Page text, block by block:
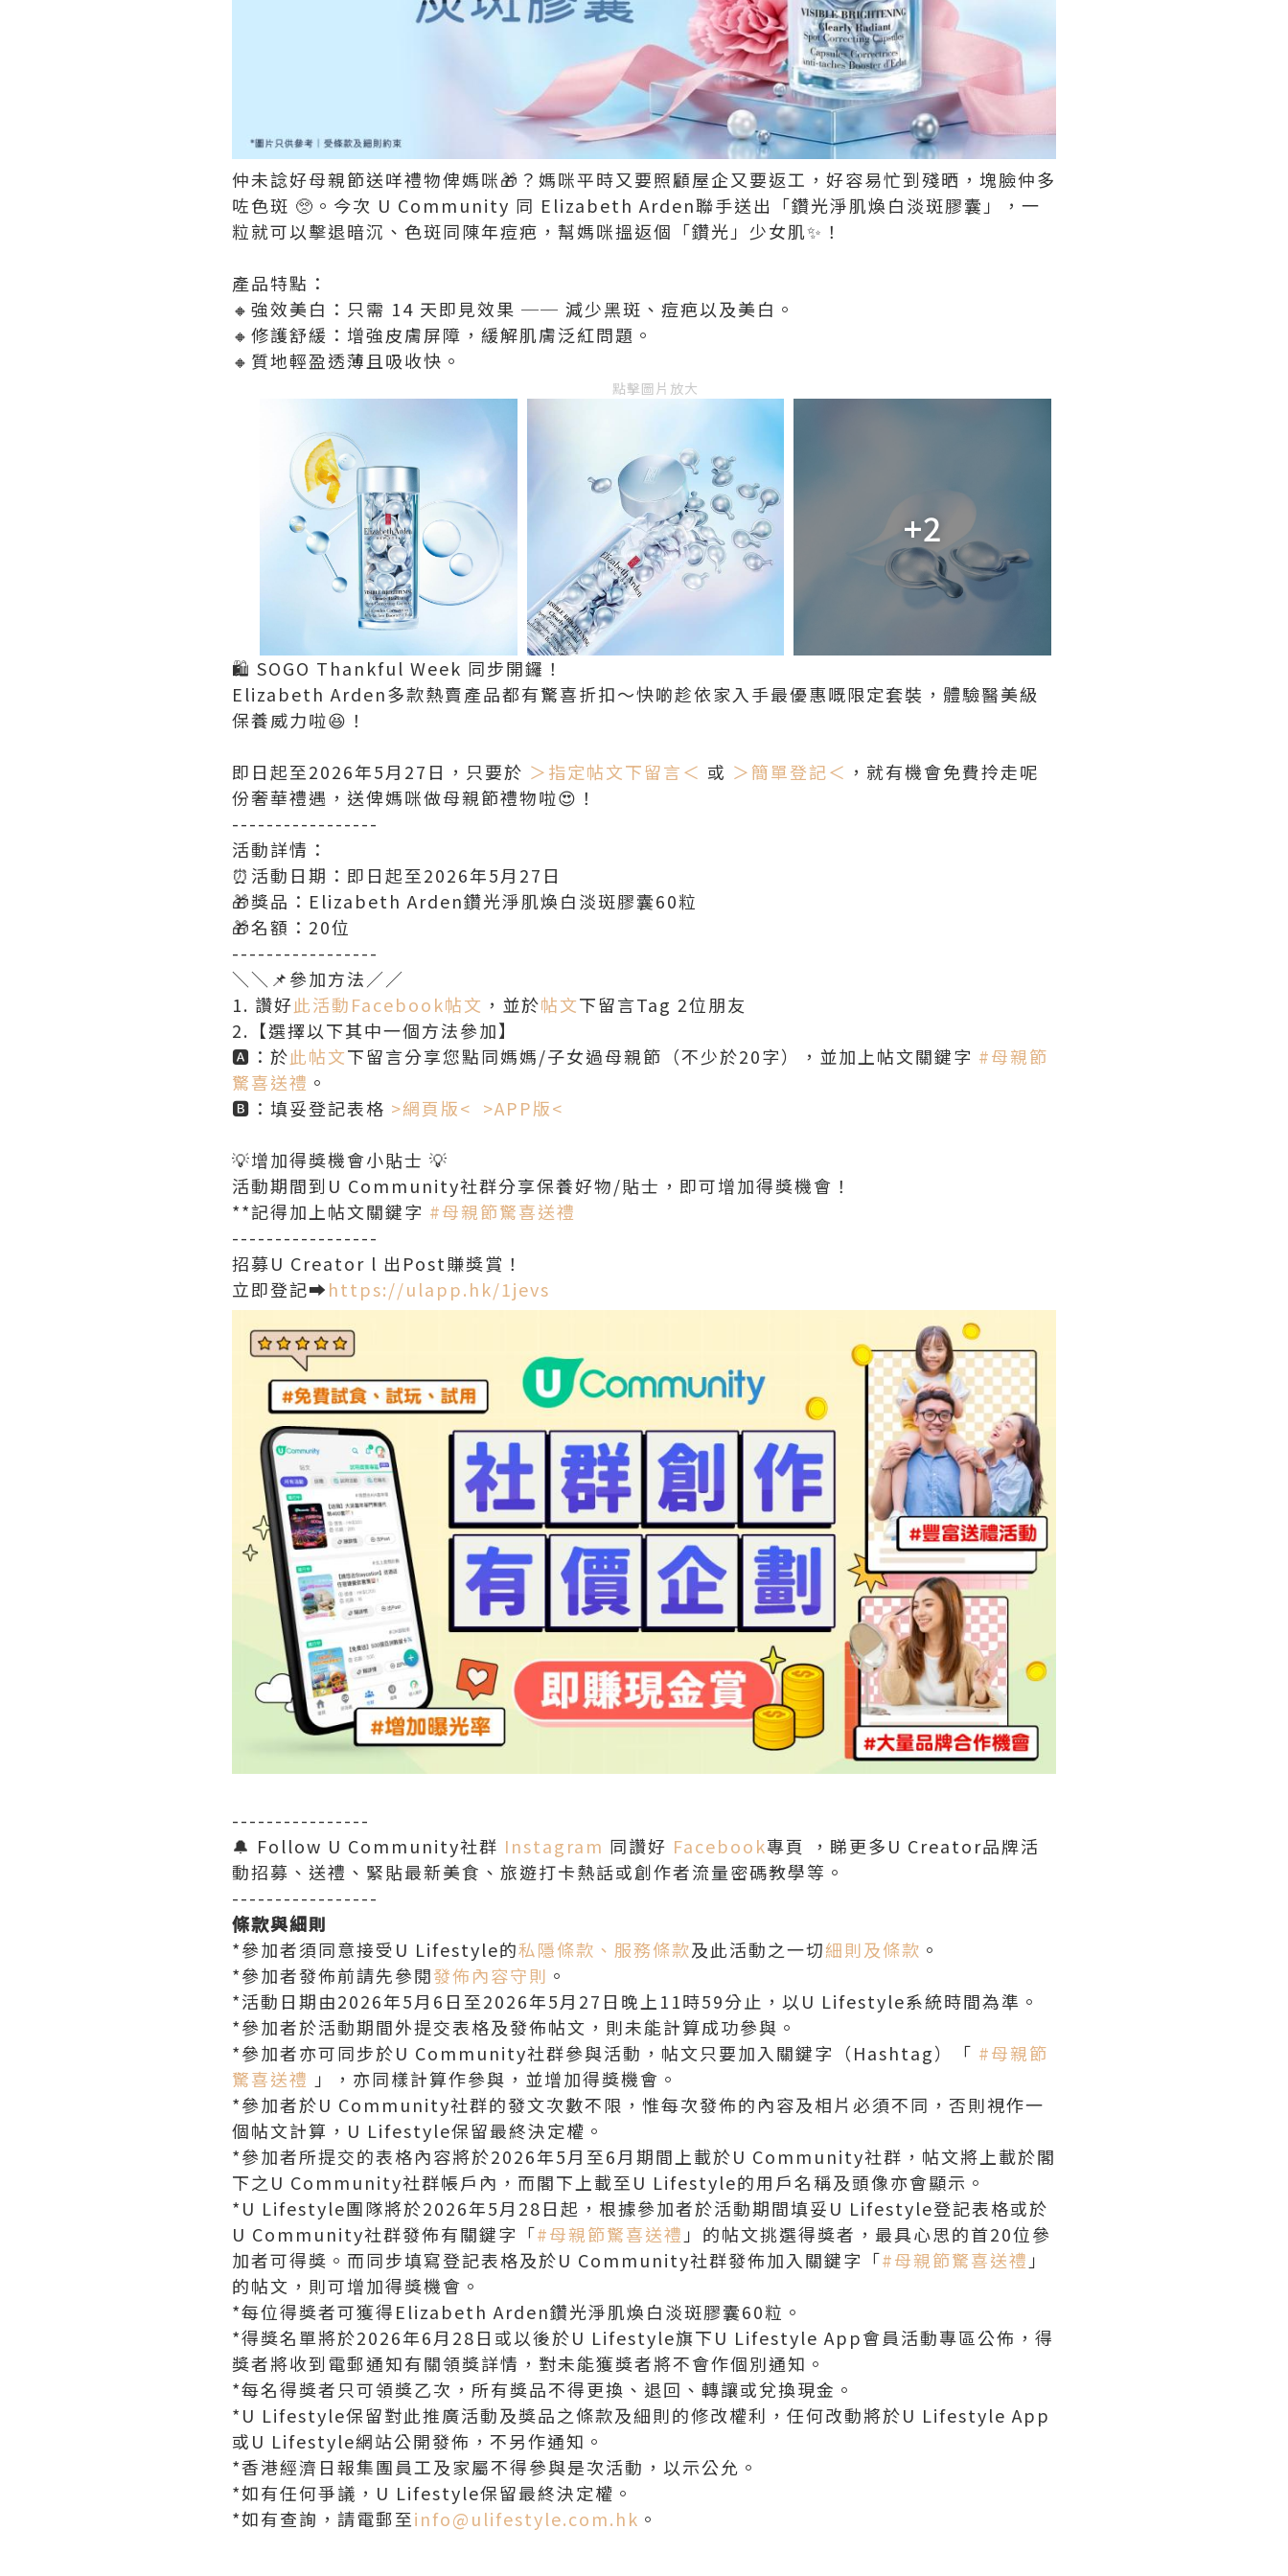
仲未諗好母親節送咩禮物俾媽咪🎁？媽咪平時又要照顧屋企又要返工，好容易忙到殘晒，塊臉仲多
咗色斑 🥺。今次 U Community 同 Elizabeth Arden聯手送出「鑽光淨肌煥白淡斑膠囊」，一
粒就可以擊退暗沉、色斑同陳年痘疤，幫媽咪搵返個「鑽光」少女肌✨！
產品特點：
🔸強效美白：只需 14 天即見效果 ── 減少黑斑、痘疤以及美白。
🔸修護舒緩：增強皮膚屏障，緩解肌膚泛紅問題。
🔸質地輕盈透薄且吸收快。
點擊圖片放大
+2
🛍️ SOGO Thankful Week 同步開鑼！
Elizabeth Arden多款熱賣產品都有驚喜折扣～快啲趁依家入手最優惠嘅限定套裝，體驗醫美級
保養威力啦😆！
即日起至2026年5月27日，只要於 ＞指定帖文下留言＜ 或 ＞簡單登記＜ ，就有機會免費拎走呢
份奢華禮遇，送俾媽咪做母親節禮物啦😍！
-----------------
活動詳情：
⏰活動日期：即日起至2026年5月27日
🎁獎品：Elizabeth Arden鑽光淨肌煥白淡斑膠囊60粒
🎁名額：20位
-----------------
＼＼📌參加方法／／
1️. 讚好此活動Facebook帖文 ，並於帖文下留言Tag 2位朋友
2.【選擇以下其中一個方法參加】
🅰️：於此帖文下留言分享您點同媽媽/子女過母親節（不少於20字），並加上帖文關鍵字 #母親節
驚喜送禮 。
🅱️：填妥登記表格 >網頁版< >APP版<
💡增加得獎機會小貼士 💡
活動期間到U Community社群分享保養好物/貼士，即可增加得獎機會！
**記得加上帖文關鍵字 #母親節驚喜送禮
-----------------
招募U Creator l 出Post賺獎賞！
立即登記➡️https://ulapp.hk/1jevs
----------------
🔔 Follow U Community社群 Instagram 同讚好 Facebook專頁 ，睇更多U Creator品牌活
動招募、送禮、緊貼最新美食、旅遊打卡熱話或創作者流量密碼教學等。
-----------------
條款與細則
*參加者須同意接受U Lifestyle的私隱條款、服務條款及此活動之一切細則及條款 。
*參加者發佈前請先參閱發佈內容守則 。
*活動日期由2026年5月6日至2026年5月27日晚上11時59分止，以U Lifestyle系統時間為準。
*參加者於活動期間外提交表格及發佈帖文，則未能計算成功參與。
*參加者亦可同步於U Community社群參與活動，帖文只要加入關鍵字（Hashtag）「 #母親節
驚喜送禮 」，亦同樣計算作參與，並增加得獎機會。
*參加者於U Community社群的發文次數不限，惟每次發佈的內容及相片必須不同，否則視作一
個帖文計算，U Lifestyle保留最終決定權。
*參加者所提交的表格內容將於2026年5月至6月期間上載於U Community社群，帖文將上載於閣
下之U Community社群帳戶內，而閣下上載至U Lifestyle的用戶名稱及頭像亦會顯示。
*U Lifestyle團隊將於2026年5月28日起，根據參加者於活動期間填妥U Lifestyle登記表格或於
U Community社群發佈有關鍵字「#母親節驚喜送禮 」的帖文挑選得獎者，最具心思的首20位參
加者可得獎。而同步填寫登記表格及於U Community社群發佈加入關鍵字「#母親節驚喜送禮 」
的帖文，則可增加得獎機會。
*每位得獎者可獲得Elizabeth Arden鑽光淨肌煥白淡斑膠囊60粒。
*得獎名單將於2026年6月28日或以後於U Lifestyle旗下U Lifestyle App會員活動專區公佈，得
獎者將收到電郵通知有關領獎詳情，對未能獲獎者將不會作個別通知。
*每名得獎者只可領獎乙次，所有獎品不得更換、退回、轉讓或兌換現金。
*U Lifestyle保留對此推廣活動及獎品之條款及細則的修改權利，任何改動將於U Lifestyle App
或U Lifestyle網站公開發佈，不另作通知。
*香港經濟日報集團員工及家屬不得參與是次活動，以示公允。
*如有任何爭議，U Lifestyle保留最終決定權。
*如有查詢，請電郵至info@ulifestyle.com.hk 。